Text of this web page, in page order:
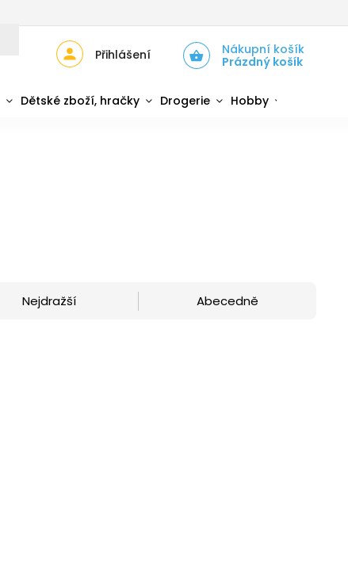
Nákupní košík
Prázdný košík
Přihlášení
Dětské zboží, hračky Drogerie Hobby
Nejdražší Abecedně